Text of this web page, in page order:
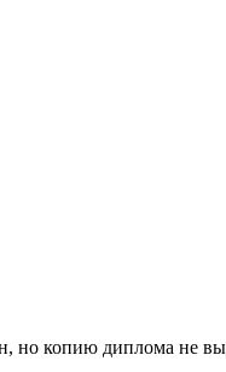
но копию диплома не